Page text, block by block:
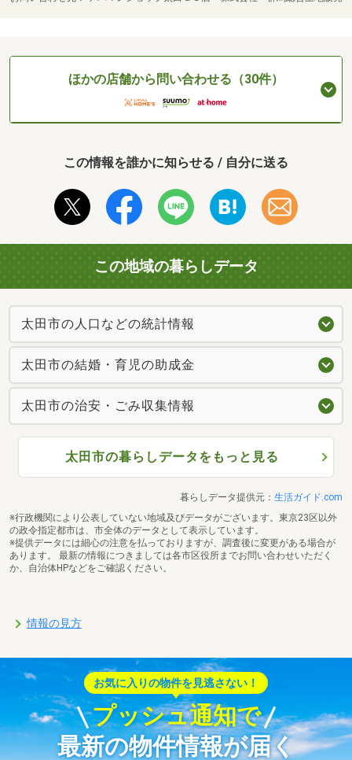
ほかの店舗から問い合わせる（30件）
この情報を誰かに知らせる / 自分に送る
この地域の暮らしデータ
太田市の人口などの統計情報
太田市の結婚・育児の助成金
太田市の治安・ごみ収集情報
太田市の暮らしデータをもっと見る
暮らしデータ提供元： 生活ガイド.com
※行政機関により公表していない地域及びデータがございます。東京23区以外
の政令指定都市は、市全体のデータとして表示しています。
※提供データには細心の注意を払っておりますが、調査後に変更がある場合が
あります。 最新の情報につきましては各市区役所までお問い合わせいただく
か、自治体HPなどをご確認ください。
情報の見方
お気に入りの物件を見逃さない！
プッシュ通知で
最新の物件情報が届く